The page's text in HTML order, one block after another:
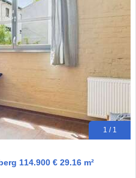
1 / 1
114.900 € 29.16 m²